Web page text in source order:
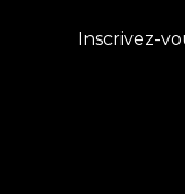
Inscrivez-